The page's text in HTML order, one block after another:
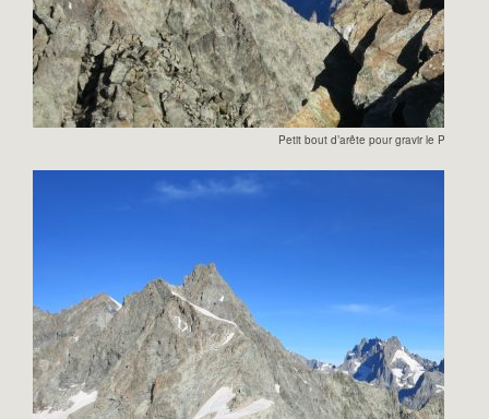
Petit bout d’arête pour gravir le Pic